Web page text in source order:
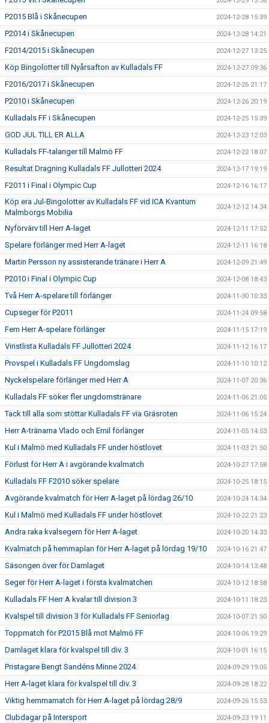
P2015 Blå i Skånecupen 2024-12-28 15:39
P2014 i Skånecupen 2024-12-28 14:21
F2014/2015 i Skånecupen 2024-12-27 13:25
Köp Bingolotter till Nyårsafton av Kulladals FF 2024-12-27 09:36
F2016/2017 i Skånecupen 2024-12-26 21:17
P2010 i Skånecupen 2024-12-26 20:19
Kulladals FF i Skånecupen 2024-12-25 15:39
GOD JUL TILL ER ALLA 2024-12-23 12:03
Kulladals FF-talanger till Malmö FF 2024-12-22 18:07
Resultat Dragning Kulladals FF Jullotteri 2024 2024-12-17 19:19
F2011 i Final i Olympic Cup 2024-12-16 16:17
Köp era Jul-Bingolotter av Kulladals FF vid ICA Kvantum
Malmborgs Mobilia
2024-12-12 14:34
Nyförvärv till Herr A-laget 2024-12-11 17:52
Spelare förlänger med Herr A-laget 2024-12-11 16:18
Martin Persson ny assisterande tränare i Herr A 2024-12-09 21:49
P2010 i Final i Olympic Cup 2024-12-08 18:43
Två Herr A-spelare till förlänger 2024-11-30 10:33
Cupseger för P2011 2024-11-24 09:58
Fem Herr A-spelare förlänger 2024-11-15 17:19
Vinstlista Kulladals FF Jullotteri 2024 2024-11-12 16:17
Provspel i Kulladals FF Ungdomslag 2024-11-10 10:12
Nyckelspelare förlänger med Herr A 2024-11-07 20:36
Kulladals FF söker fler ungdomstränare 2024-11-06 21:05
Tack till alla som stöttar Kulladals FF via Gräsroten 2024-11-06 15:24
Herr A-tränarna Vlado och Emil förlänger 2024-11-05 14:53
Kul i Malmö med Kulladals FF under höstlovet 2024-11-03 21:50
Förlust för Herr A i avgörande kvalmatch 2024-10-27 17:58
Kulladals FF F2010 söker spelare 2024-10-25 18:15
Avgörande kvalmatch för Herr A-laget på lördag 26/10 2024-10-24 14:34
Kul i Malmö med Kulladals FF under höstlovet 2024-10-22 21:23
Andra raka kvalsegern för Herr A-laget 2024-10-20 14:33
Kvalmatch på hemmaplan för Herr A-laget på lördag 19/10 2024-10-16 21:47
Säsongen över för Damlaget 2024-10-14 13:48
Seger för Herr A-laget i första kvalmatchen 2024-10-12 18:58
Kulladals FF Herr A kvalar till division 3 2024-10-11 18:23
Kvalspel till division 3 för Kulladals FF Seniorlag 2024-10-07 21:50
Toppmatch för P2015 Blå mot Malmö FF 2024-10-06 19:29
Damlaget klara för kvalspel till div. 3 2024-10-01 16:15
Pristagare Bengt Sandéns Minne 2024 2024-09-29 19:05
Herr A-laget klara för kvalspel till div. 3 2024-09-28 18:22
Viktig hemmamatch för Herr A-laget på lördag 28/9 2024-09-26 15:53
Clubdagar på Intersport 2024-09-23 19:11